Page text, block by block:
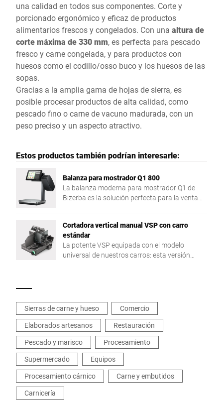
una calidad en todos sus componentes. Corte y
porcionado ergonómico y eficaz de productos
alimentarios frescos y congelados. Con una altura de
corte máxima de 330 mm, es perfecta para pescado
fresco y carne congelada, y para productos con
huesos como el codillo/osso buco y los huesos de las
sopas.
Gracias a la amplia gama de hojas de sierra, es
posible procesar productos de alta calidad, como
pescado fino o carne de vacuno madurada, con un
peso preciso y un aspecto atractivo.
Estos productos también podrían interesarle:
Balanza para mostrador Q1 800
La balanza moderna para mostrador Q1 de
Bizerba es la solución perfecta para la venta
fácil y eficiente.
Cortadora vertical manual VSP con carro
estándar
La potente VSP equipada con el modelo
universal de nuestros carros: esta versión
trabajo ideal si su equipo procesa géneros muy
diversos en su trabajo diario en el mostrador o
en la sala de preparación y usted presta una
gran importancia a la máxima calidad de los
artículos producidos.||Los carros estándar
están disponibles con cuchillas con un
diámetro de 280 y 330 mm. La variante con un
diámetro de cuchilla de 280 mm es una versión
más compacta con opciones reducidas,
Sierras de carne y hueso
Comercio
Elaborados artesanos
Restauración
Pescado y marisco
Procesamiento
Supermercado
Equipos
Procesamiento cárnico
Carne y embutidos
Carnicería